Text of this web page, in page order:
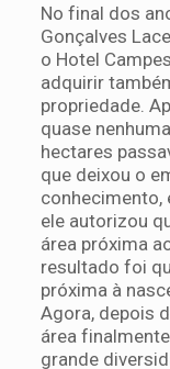
No final dos
Gonçalves
o Hotel
adquirir
propriedade.
quase
hectares
que deixou o
conhecimento,
ele autorizou
área próxima
resultado foi
próxima à
Agora, depois
área
grande